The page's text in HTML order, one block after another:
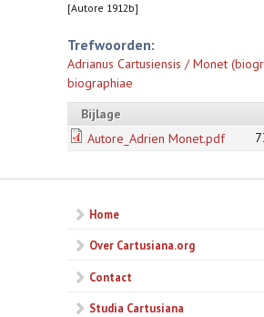
[Autore 1912b]
Trefwoorden:
Adrianus Cartusiensis / Monet
biographiae
Bijlage
Autore_Adrien Monet.pdf
Home
Over Cartusiana.org
Contact
Studia Cartusiana